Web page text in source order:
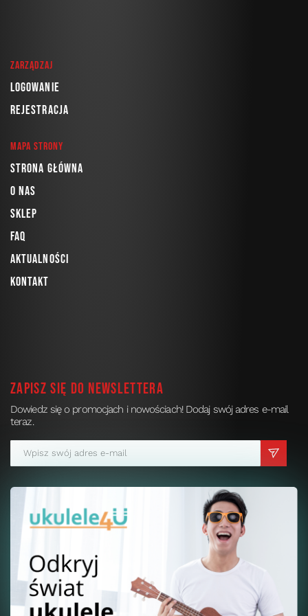
Zarządzaj
Logowanie
Rejestracja
Mapa strony
Strona główna
O nas
Sklep
FAQ
Aktualności
Kontakt
Zapisz się do newslettera
Dowiedz się o promocjach i nowościach! Dodaj swój adres e-mail
teraz.